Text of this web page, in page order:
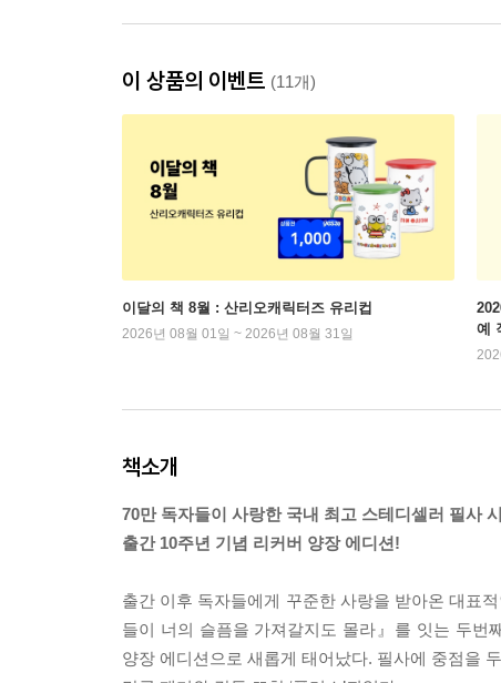
이 상품의 이벤트 (11개)
이달의 책 8월 : 산리오캐릭터즈 유리컵
2026년 08월 01일 ~ 2026년 08월 31일
예
책소개
70만 독자들이 사랑한 국내 최고 스테디셀러 필사
출간 10주년 기념 리커버 양장 에디션!
출간 이후 독자들에게 꾸준한 사랑을 받아온 대표
들이 너의 슬픔을 가져갈지도 몰라』를 잇는 두번
양장 에디션으로 새롭게 태어났다. 필사에 중점을